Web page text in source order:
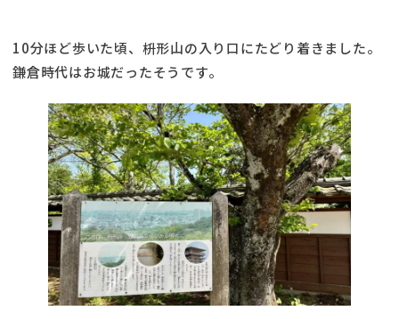
10分ほど歩いた頃、枡形山の入り口にたどり着きました。
鎌倉時代はお城だったそうです。